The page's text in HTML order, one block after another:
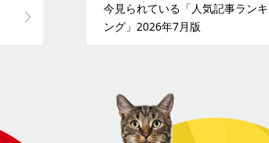
今見られている「人気記事ランキ
ング」2026年7月版